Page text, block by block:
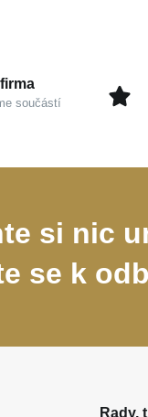
součástí
si nic
se k
Rady,